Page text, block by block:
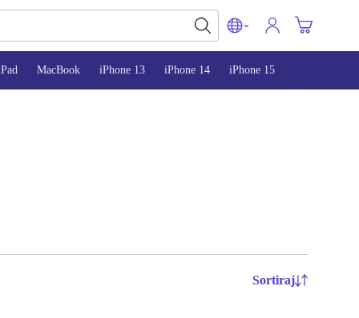
MacBook iPhone 13 iPhone 14 iPhone 15
Sortiraj